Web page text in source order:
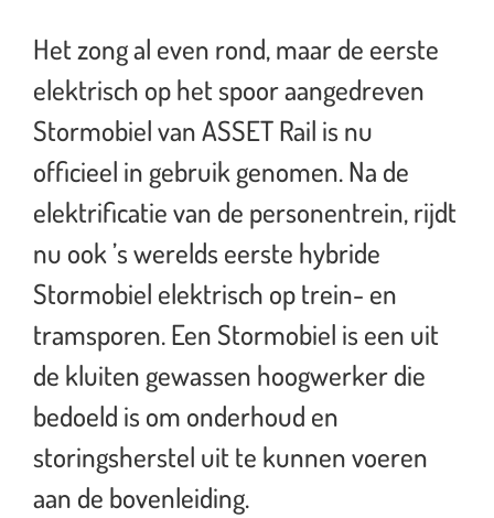
Het zong al even rond, maar de eerste
elektrisch op het spoor aangedreven
Stormobiel van ASSET Rail is nu
officieel in gebruik genomen. Na de
elektrificatie van de personentrein, rijdt
nu ook ’s werelds eerste hybride
Stormobiel elektrisch op trein- en
tramsporen. Een Stormobiel is een uit
de kluiten gewassen hoogwerker die
bedoeld is om onderhoud en
storingsherstel uit te kunnen voeren
aan de bovenleiding.